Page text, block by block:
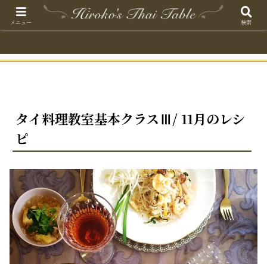
タイ料理教室基本クラスⅢ/ 11月のレシ
ピ
メニュー 検索